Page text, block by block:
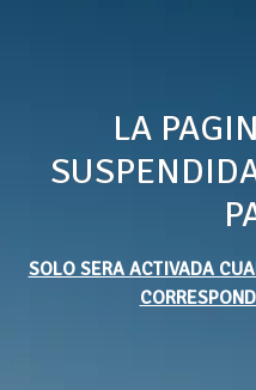
LA
SOLO SERA ACTIVADA